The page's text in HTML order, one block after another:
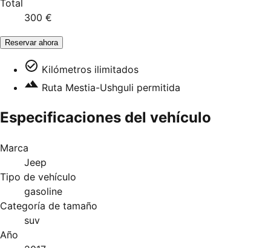
Total
300 €
Reservar ahora
Kilómetros ilimitados
Ruta Mestia-Ushguli permitida
Especificaciones del vehículo
Marca
Jeep
Tipo de vehículo
gasoline
Categoría de tamaño
suv
Año